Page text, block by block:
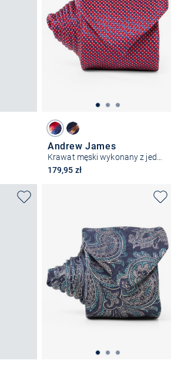
Andrew James
Krawat męski wykonany z jedwabiu
179,95 zł